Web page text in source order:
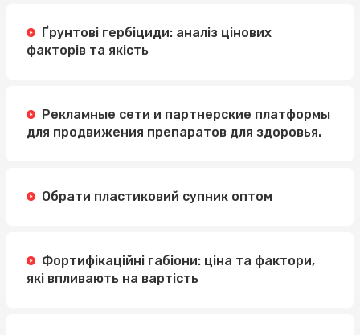
Ґрунтові гербіциди: аналіз цінових
факторів та якість
Рекламные сети и партнерские платформы
для продвижения препаратов для здоровья.
Обрати пластиковий супник оптом
Фортифікаційні габіони: ціна та фактори,
які впливають на вартість